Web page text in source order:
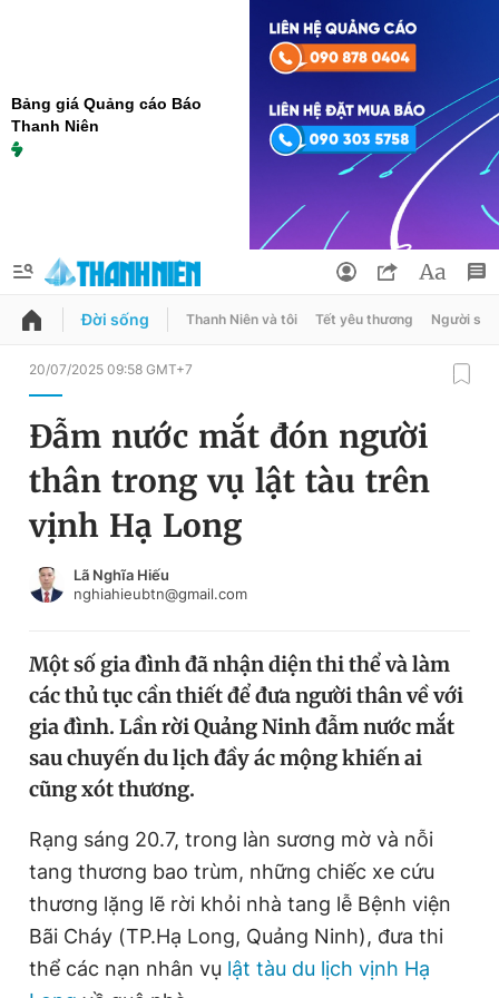
Bảng giá Quảng cáo Báo
Thanh Niên
QUẢNG CÁO ĐẶT BÁO
Chuyên mục
Chuyên mục khác
Chào ngày mới
Video Magazine
Sản phẩm khác
Tiện ích Bạn cần biết
Thông tin tòa soạn Liên hệ quảng cáo
Đổi mật khẩu
Tin đã lưu
Tin đã xem
Đăng xuất
Đời sống Thanh Niên và tôi Tết yêu thương Người
20/07/2025 09:58 GMT+7
Đẫm nước mắt đón người
thân trong vụ lật tàu trên
vịnh Hạ Long
Lã Nghĩa Hiếu
nghiahieubtn@gmail.com
Một số gia đình đã nhận diện thi thể và làm
các thủ tục cần thiết để đưa người thân về với
gia đình. Lần rời Quảng Ninh đẫm nước mắt
sau chuyến du lịch đầy ác mộng khiến ai
cũng xót thương.
Rạng sáng 20.7, trong làn sương mờ và nỗi
tang thương bao trùm, những chiếc xe cứu
thương lặng lẽ rời khỏi nhà tang lễ Bệnh viện
Bãi Cháy (TP.Hạ Long, Quảng Ninh), đưa thi
thể các nạn nhân vụ lật tàu du lịch vịnh Hạ